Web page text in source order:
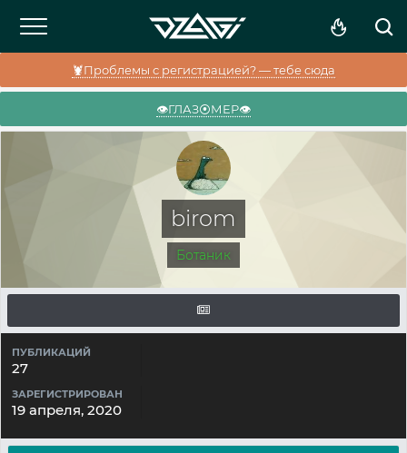
🦞Проблемы с регистрацией? — тебе сюда
👁️ГЛАЗ⦿МЕР👁️
birom
Ботаник
ПУБЛИКАЦИЙ
27
ЗАРЕГИСТРИРОВАН
19 апреля, 2020